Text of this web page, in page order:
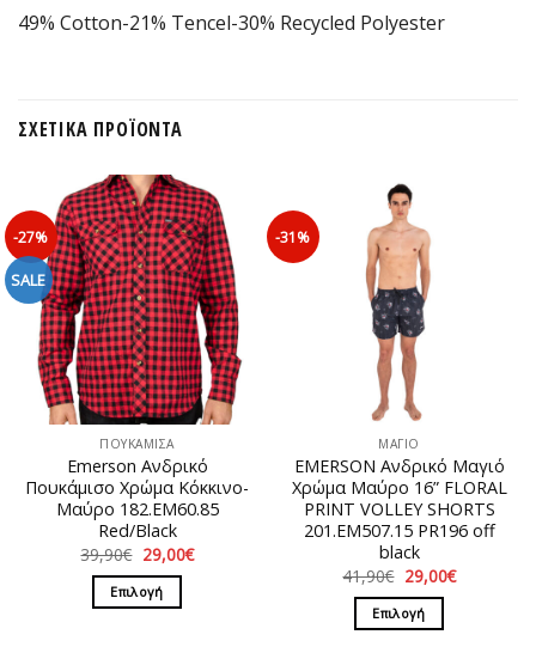
49% Cotton-21% Tencel-30% Recycled Polyester
ΣΧΕΤΙΚΆ ΠΡΟΪΌΝΤΑ
-27%
SALE
ΠΟΥΚΑΜΙΣΑ
Emerson Ανδρικό
Πουκάμισο Χρώμα Κόκκινο-
Μαύρο 182.ΕΜ60.85
Red/Black
39,90€ Original
price
was:
39,90€.
29,00€Η
Επιλογή
-31%
ΜΑΓΙΟ
EMERSON Ανδρικό Μαγιό
Χρώμα Μαύρο 16” FLORAL
PRINT VOLLEY SHORTS
201.EM507.15 PR196 off
black
41,90€ Original
price
was:
41,90€.
29,00€Η
Επιλογή